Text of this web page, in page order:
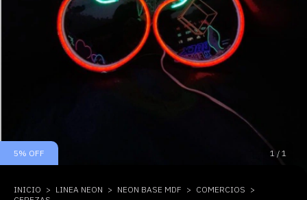
5% OFF 1 / 1
INICIO > LINEA NEON > NEON BASE MDF > COMERCIOS >